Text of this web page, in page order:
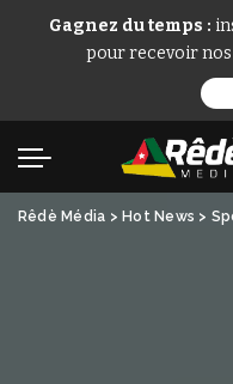
Gagnez du temps :
pour recevoir
Rêdè Média > Hot News >